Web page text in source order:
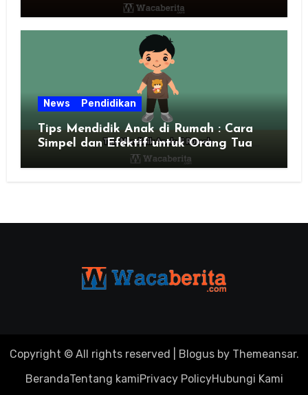
News Pendidikan
Tips Mendidik Anak di Rumah : Cara
Simpel dan Efektif untuk Orang Tua
Zaman Sekarang
Copyright © All rights reserved Blogusby Themeansar.
BerandaTentang kamiPrivacy PolicyHubungi Kami